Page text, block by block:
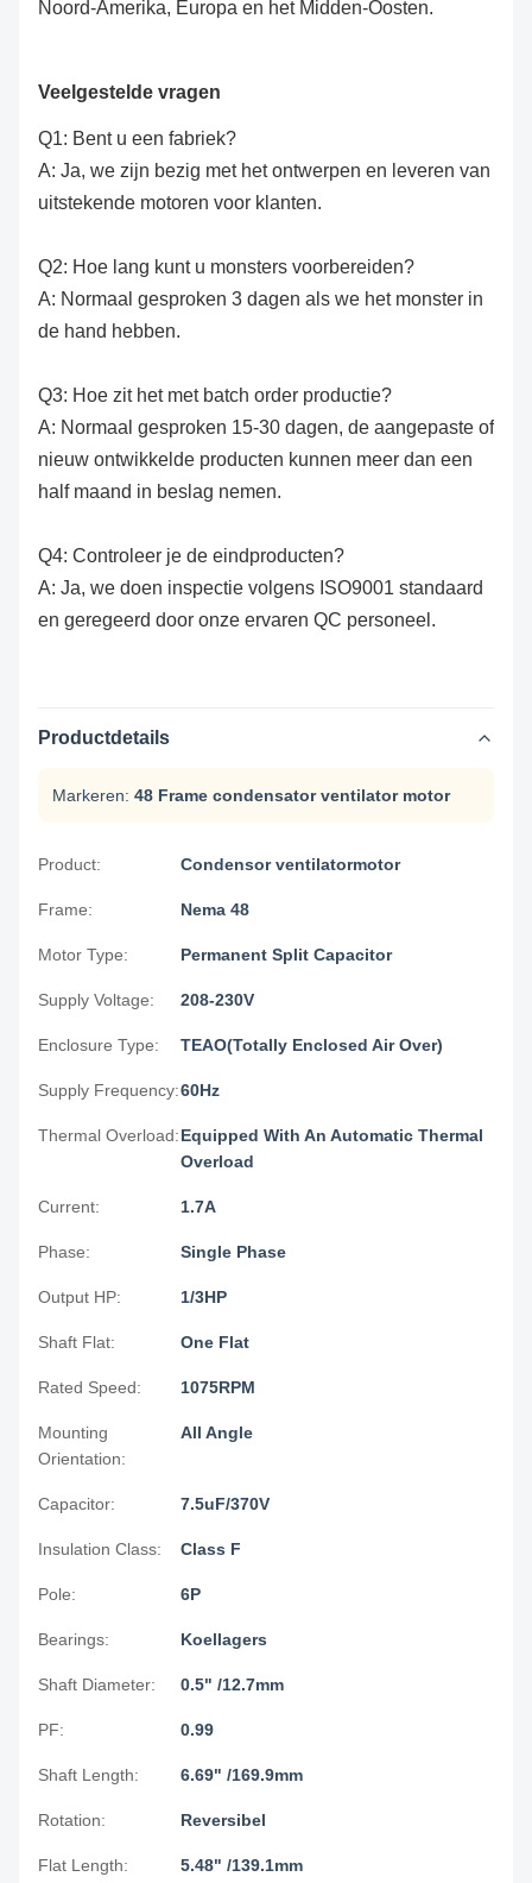
Noord-Amerika, Europa en het Midden-Oosten.
Veelgestelde vragen
Q1: Bent u een fabriek?
A: Ja, we zijn bezig met het ontwerpen en leveren van
uitstekende motoren voor klanten.
Q2: Hoe lang kunt u monsters voorbereiden?
A: Normaal gesproken 3 dagen als we het monster in
de hand hebben.
Q3: Hoe zit het met batch order productie?
A: Normaal gesproken 15-30 dagen, de aangepaste of
nieuw ontwikkelde producten kunnen meer dan een
half maand in beslag nemen.
Q4: Controleer je de eindproducten?
A: Ja, we doen inspectie volgens ISO9001 standaard
en geregeerd door onze ervaren QC personeel.
Productdetails
Markeren: 48 Frame condensator ventilator motor
Product: Condensor ventilatormotor
Frame: Nema 48
Motor Type: Permanent Split Capacitor
Supply Voltage: 208-230V
Enclosure Type: TEAO(Totally Enclosed Air Over)
Supply Frequency:60Hz
Thermal Overload:Equipped With An Automatic Thermal
Overload
Current: 1.7A
Phase: Single Phase
Output HP: 1/3HP
Shaft Flat: One Flat
Rated Speed: 1075RPM
Mounting
Orientation:
All Angle
Capacitor: 7.5uF/370V
Insulation Class: Class F
Pole: 6P
Bearings: Koellagers
Shaft Diameter: 0.5" /12.7mm
PF: 0.99
Shaft Length: 6.69" /169.9mm
Rotation: Reversibel
Flat Length: 5.48" /139.1mm